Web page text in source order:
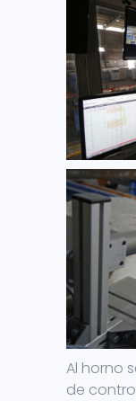
Al horno
de